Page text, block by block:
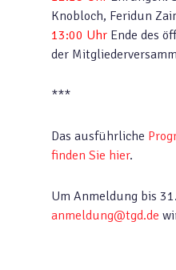
Knobloch, Feridun
13:00 Uhr Ende des
der
***
Das ausführliche
finden Sie hier.
Um Anmeldung bis
anmeldung@tgd.de